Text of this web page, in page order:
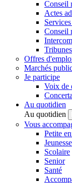
Conseil
Actes
Conseil
Offres
Marchés
Je participe
Voix de
Au quotidien
Au quotidien
Vous
Petite
Jeunesse
Scolaire
Senior
Santé